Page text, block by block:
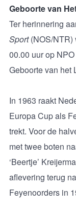
Geboorte van
Ter herinnering
Sport(NOS/NTR)
00.00 uur op
Geboorte van het
In 1963 raakt
Europa Cup als
trekt. Voor de
met twee boten
‘Beertje’
aflevering terug
Feyenoorders in